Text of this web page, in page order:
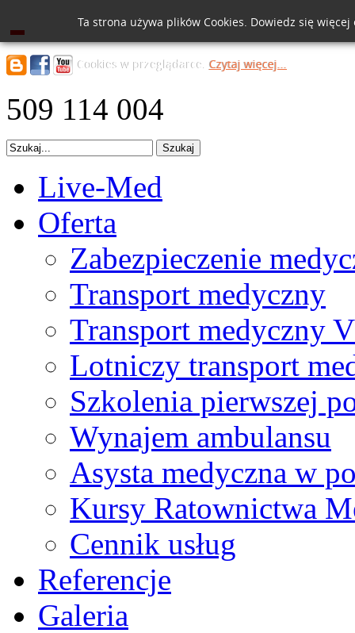
509 114 004
Live-Med
Oferta
Zabezpieczenie
Transport medyczny
Transport medyczny
Lotniczy transport
Szkolenia pierwszej
Wynajem ambulansu
Asysta medyczna w
Kursy Ratownictwa
Cennik usług
Referencje
Galeria
Ta strona używa plików Cookies. Dowiedz się
Cookies w przeglądarce. Czytaj więcej...